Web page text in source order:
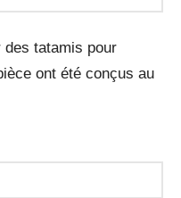
des tatamis pour
ont été conçus au